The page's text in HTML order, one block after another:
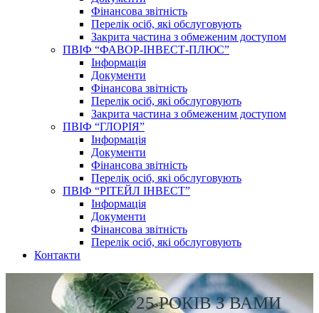
Фінансова звітність
Перелік осіб, які обслуговують
Закрита частина з обмеженим доступом
ПВІФ “ФАВОР-ІНВЕСТ-ПЛЮС”
Інформація
Документи
Фінансова звітність
Перелік осіб, які обслуговують
Закрита частина з обмеженим доступом
ПВІФ “ГЛОРІЯ”
Інформація
Документи
Фінансова звітність
Перелік осіб, які обслуговують
ПВІФ “РІТЕЙЛ ІНВЕСТ”
Інформація
Документи
Фінансова звітність
Перелік осіб, які обслуговують
Контакти
25 РОКІВ З ВАМИ